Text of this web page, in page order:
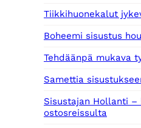
Tiikkihuonekalut
Boheemi sisustus
Tehdäänpä mukava
Samettia
Sisustajan Hollanti –
ostosreissulta